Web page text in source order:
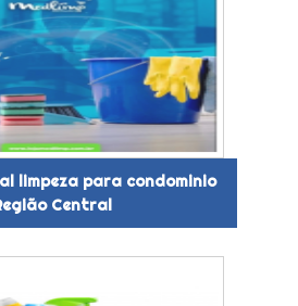
limpeza para condominio
Central